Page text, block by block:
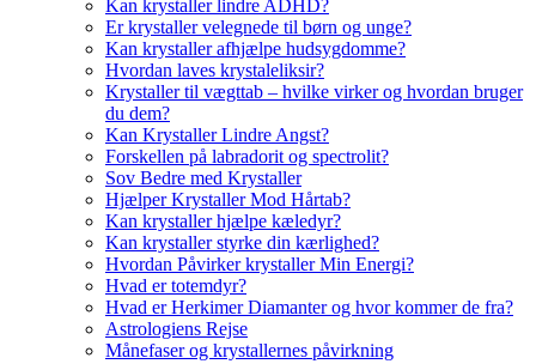
Kan krystaller lindre ADHD?
Er krystaller velegnede til børn og unge?
Kan krystaller afhjælpe hudsygdomme?
Hvordan laves krystaleliksir?
Krystaller til vægttab – hvilke virker og hvordan bruger
du dem?
Kan Krystaller Lindre Angst?
Forskellen på labradorit og spectrolit?
Sov Bedre med Krystaller
Hjælper Krystaller Mod Hårtab?
Kan krystaller hjælpe kæledyr?
Kan krystaller styrke din kærlighed?
Hvordan Påvirker krystaller Min Energi?
Hvad er totemdyr?
Hvad er Herkimer Diamanter og hvor kommer de fra?
Astrologiens Rejse
Månefaser og krystallernes påvirkning